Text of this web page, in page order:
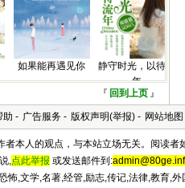
如果能再遇见你
静守时光，以待流
年
『 回到上页 』
助 - 广告服务 - 版权声明(举报) - 网站地图
本人的观点，与本站立场无关。阅读者
,点此举报 或发送邮件到:
,文学,名著,经管,励志,传记,法律,教育,外